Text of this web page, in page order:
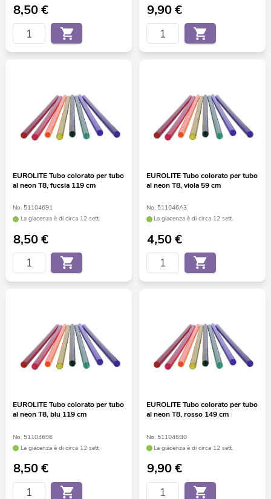
8,50€ 9,90€
EUROLITE Tubo colorato per tubo
al neon T8, fucsia 119 cm
No. 51104691
La giacenza è di circa 12 sett.
8,50€
EUROLITE Tubo colorato per tubo
al neon T8, viola 59 cm
No. 511046A3
La giacenza è di circa 12 sett.
4,50€
EUROLITE Tubo colorato per tubo
al neon T8, blu 119 cm
No. 51104696
La giacenza è di circa 12 sett.
8,50€
EUROLITE Tubo colorato per tubo
al neon T8, rosso 149 cm
No. 511046B0
La giacenza è di circa 12 sett.
9,90€